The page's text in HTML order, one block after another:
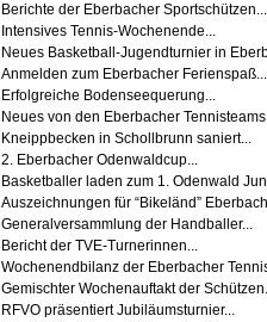
Berichte der Eberbacher Sportschützen...
Intensives Tennis-Wochenende...
Neues Basketball-Jugendturnier in
Anmelden zum Eberbacher Ferienspaß...
Erfolgreiche Bodenseequerung...
Neues von den Eberbacher
Kneippbecken in Schollbrunn saniert...
2. Eberbacher Odenwaldcup...
Basketballer laden zum 1. Odenwald
Auszeichnungen für “Bikeländ”
Generalversammlung der Handballer...
Bericht der TVE-Turnerinnen...
Wochenendbilanz der Eberbacher
Gemischter Wochenauftakt der
RFVO präsentiert Jubiläumsturnier...